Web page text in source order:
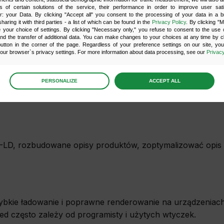
of certain solutions of the service, their performance in order to improve user
your Data. By clicking "Accept all" you consent to the processing of your data in a
it with third parties - a list of which can be found in the Privacy Policy. By clicking
your choice of settings. By clicking "Necessary only," you refuse to consent to the use
the transfer of additional data. You can make changes to your choices at any time by
in the corner of the page. Regardless of your preference settings on our site,
browser`s privacy settings. For more information about data processing, see our
preferences
to basic functions such as site navigation and access to specific areas of the website. The
displayed without this group.
we may use functional cookies to remember your language preferences or to
making it easier for you to use the site.
PERSONALIZE ACCEPT ALL
Są jednym z najważniejszych elementów, który
rozbudowane opisy produktów, zoptymalizować
ładowanie i poprawne renderowanie na
często zależy od programisty i użytych wtyczek.